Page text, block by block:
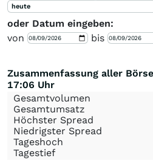
heute
oder Datum eingeben:
von
bis
Zusammenfassung aller
17:06 Uhr
Gesamtvolumen
Gesamtumsatz
Höchster Spread
Niedrigster Spread
Tageshoch
Tagestief